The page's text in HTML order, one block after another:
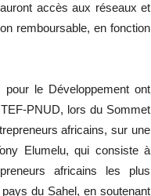
accès aux réseaux et
remboursable, en fonction
le Développement ont
PNUD, lors du Sommet
africains, sur une
Elumelu, qui consiste à
africains les plus
du Sahel, en soutenant